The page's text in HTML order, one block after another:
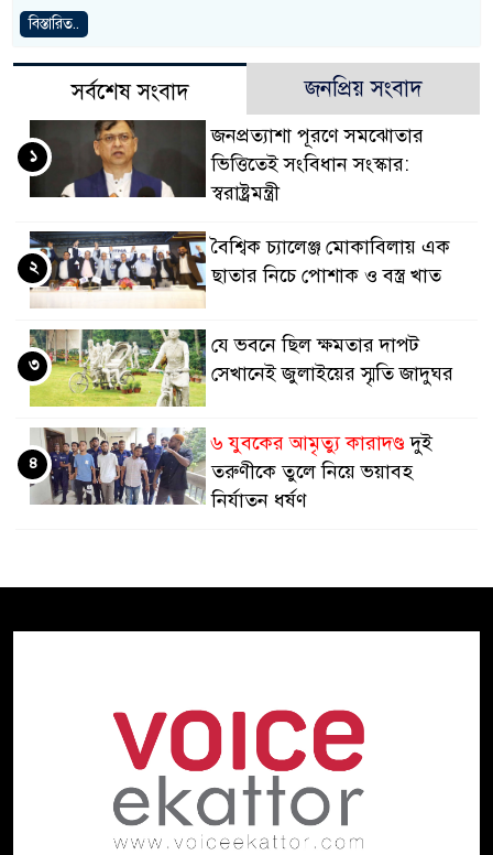
বিস্তারিত..
সর্বশেষ সংবাদ জনপ্রিয় সংবাদ
জনপ্রত্যাশা পূরণে সমঝোতার
ভিত্তিতেই সংবিধান সংস্কার:
স্বরাষ্ট্রমন্ত্রী
১
বৈশ্বিক চ্যালেঞ্জ মোকাবিলায় এক
ছাতার নিচে পোশাক ও বস্ত্র খাত
২
যে ভবনে ছিল ক্ষমতার দাপট
সেখানেই জুলাইয়ের স্মৃতি জাদুঘর
৩
৬ যুবকের আমৃত্যু কারাদণ্ড দুই
তরুণীকে তুলে নিয়ে ভয়াবহ
নির্যাতন ধর্ষণ
৪
নিয়ে হত্যার সাম্রাজ্য
পিছিয়ে পড়ল কেন?অর্থনৈতিক
পরাশক্তি জাপান এখন চতুর্থ
আমি মানুষ হত্যা করতে চাই না